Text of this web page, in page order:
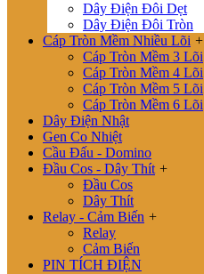
Dây Điện Đôi Dẹt
Dây Điện Đôi Tròn
Cáp Tròn Mềm Nhiều Lõi +
Cáp Tròn Mềm 3 Lõi
Cáp Tròn Mềm 4 Lõi
Cáp Tròn Mềm 5 Lõi
Cáp Tròn Mềm 6 Lõi
Dây Điện Nhật
Gen Co Nhiệt
Cầu Đấu - Domino
Đầu Cos - Dây Thít +
Đầu Cos
Dây Thít
Relay - Cảm Biến +
Relay
Cảm Biến
PIN TÍCH ĐIỆN